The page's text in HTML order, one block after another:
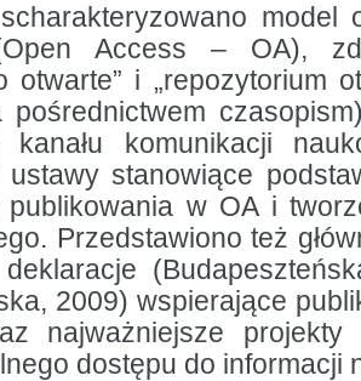
współczesne
tendencje
w zakresie
publikowania
na Ukrainie
model
Access – OA),
otwarte” i „repozytorium
pośrednictwem
kanału komunikacji
ustawy stanowiące
w OA i
Przedstawiono też
2009) wspierające
najważniejsze projekty
dostępu do informacji